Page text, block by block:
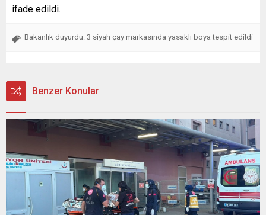
ifade edildi.
Bakanlık duyurdu: 3 siyah çay markasında yasaklı boya tespit edildi
Benzer Konular